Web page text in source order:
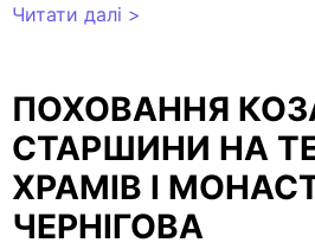
Читати далі >
ПОХОВАННЯ
СТАРШИНИ НА
ХРАМІВ І
ЧЕРНІГОВА